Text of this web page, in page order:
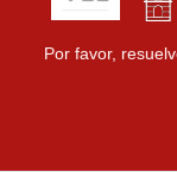
Por favor,